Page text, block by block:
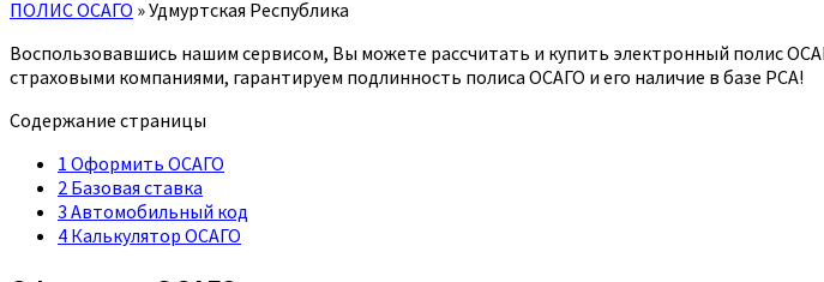
ПОЛИС ОСАГО »Удмуртская Республика
Воспользовавшись нашим сервисом, Вы можете рассчитать и купить электронный полис
страховыми компаниями, гарантируем подлинность полиса ОСАГО и его наличие в базе РСА!
Содержание страницы
1 Оформить ОСАГО
2 Базовая ставка
3 Автомобильный код
4 Калькулятор ОСАГО